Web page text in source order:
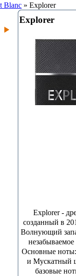
Blanc » Explorer
Explorer
Explorer -
созданный в
Волнующий
Основные
и Мускатный
базовые